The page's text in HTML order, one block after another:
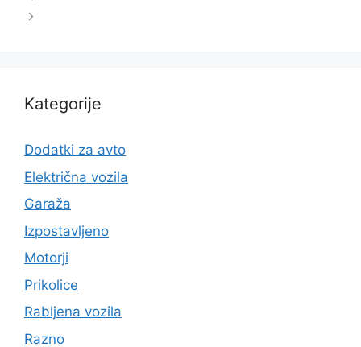
Kategorije
Dodatki za avto
Električna vozila
Garaža
Izpostavljeno
Motorji
Prikolice
Rabljena vozila
Razno